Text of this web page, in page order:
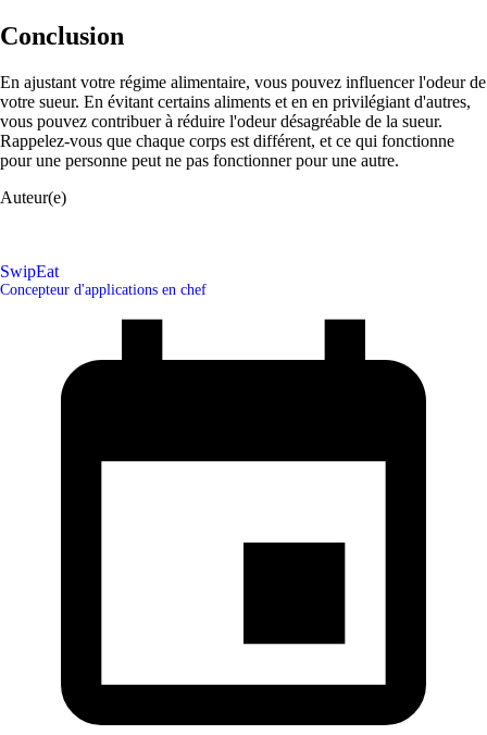
Conclusion
En ajustant votre régime alimentaire, vous pouvez influencer l'odeur de
votre sueur. En évitant certains aliments et en en privilégiant d'autres,
vous pouvez contribuer à réduire l'odeur désagréable de la sueur.
Rappelez-vous que chaque corps est différent, et ce qui fonctionne
pour une personne peut ne pas fonctionner pour une autre.
Auteur(e)
SwipEat
Concepteur d'applications en chef